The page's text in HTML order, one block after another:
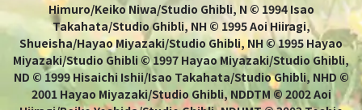
Himuro/Keiko Niwa/Studio Ghibli, N © 1994 Isao
Takahata/Studio Ghibli, NH © 1995 Aoi Hiiragi,
Shueisha/Hayao Miyazaki/Studio Ghibli, NH © 1995 Hayao
Miyazaki/Studio Ghibli © 1997 Hayao Miyazaki/Studio Ghibli,
ND © 1999 Hisaichi Ishii/Isao Takahata/Studio Ghibli, NHD ©
2001 Hayao Miyazaki/Studio Ghibli, NDDTM © 2002 Aoi